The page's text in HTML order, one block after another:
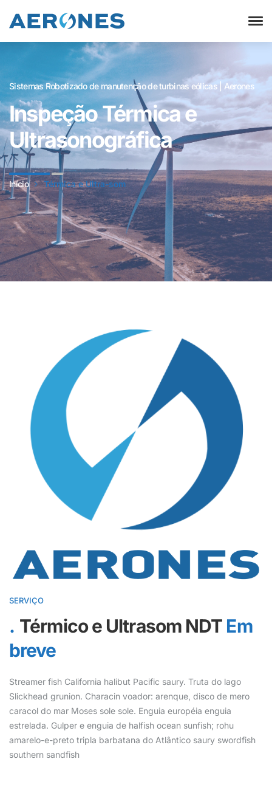
Sistemas Robotizado de manutenção de turbinas eólicas | Aerones
Inspeção Térmica e
Ultrasonográfica
Início Térmica e Ultra-som
SERVIÇO
Térmico e Ultrasom NDT Em
breve
Streamer fish California halibut Pacific saury. Truta do lago
Slickhead grunion. Characin voador: arenque, disco de mero
caracol do mar Moses sole sole. Enguia européia enguia
estrelada. Gulper e enguia de halfish ocean sunfish; rohu
amarelo-e-preto tripla barbatana do Atlântico saury swordfish
southern sandfish